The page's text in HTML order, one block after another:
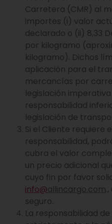
Carretera (CMR) al
importes (i) valor
declarado o (ii) 8,33
por kilogramo
kilogramo). Dichos
aplicación para el
mercancías por
legislación
responsabilidad
legislación de
Si el Cliente requiere
responsabilidad,
cubra el valor
un precio adicional
cuyo fin por favor
info@allincargo.com
seguro.
La responsabilidad